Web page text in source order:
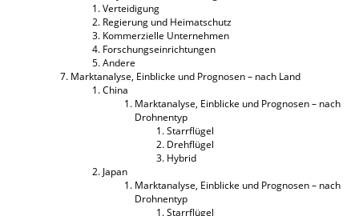
Verteidigung
Regierung und Heimatschutz
Kommerzielle Unternehmen
Forschungseinrichtungen
Andere
Marktanalyse, Einblicke und Prognosen – nach Land
China
Marktanalyse, Einblicke und Prognosen – nach
Drohnentyp
Starrflügel
Drehflügel
Hybrid
Japan
Marktanalyse, Einblicke und Prognosen – nach
Drohnentyp
Starrflügel